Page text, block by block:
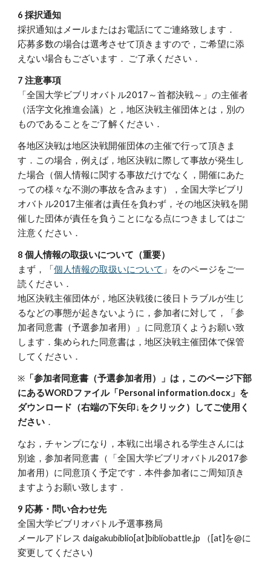
6 採択通知
採択通知はメールまたはお電話にてご連絡致します．
応募多数の場合は選考させて頂きますので，ご希望に添
えない場合もございます． ご了承ください．
7 注意事項
「全国大学ビブリオバトル2017～首都決戦～」の主催者
（活字文化推進会議）と，地区決戦主催団体とは，別の
ものであることをご了解ください．
各地区決戦は地区決戦開催団体の主催で行って頂きま
す．この場合，例えば，地区決戦に際して事故が発生し
た場合（個人情報に関する事故だけでなく，開催にあた
っての様々な不測の事故を含みます），全国大学ビブリ
オバトル2017主催者は責任を負わず，その地区決戦を開
催した団体が責任を負うことになる点につきましてはご
注意ください．
8 個人情報の取扱いについて（重要）
まず，「個人情報の取扱いについて 」をのページをご一
読ください．
地区決戦主催団体が，地区決戦後に後日トラブルが生じ
るなどの事態が起きないように，参加者に対して，「参
加者同意書（予選参加者用）」に同意頂くようお願い致
します．集められた同意書は，地区決戦主催団体で保管
してください．
※ 「参加者同意書（予選参加者用）」は，このページ下部
にあるWORDファイル「Personal information.docx」を
ダウンロード（右端の下矢印↓をクリック）してご使用く
ださい ．
なお，チャンプになり，本戦に出場される学生さんには
別途，参加者同意書（「全国大学ビブリオバトル2017参
加者用）に同意頂く予定です．本件参加者にご周知頂き
ますようお願い致します．
9 応募・問い合わせ先
全国大学ビブリオバトル予選事務局
メールアドレス daigakubiblio[at]bibliobattle.jp （[at]を@に
変更してください)